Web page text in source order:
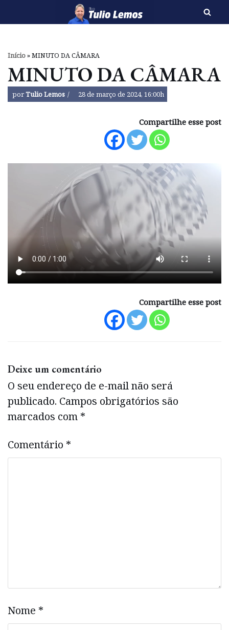
o
Início»MINUTO DA CÂMARA
MINUTO DA CÂMARA
porTulio Lemos 28 de março de 2024, 16:00h
Compartilhe esse post
Compartilhe esse post
Deixe um comentário
O seu endereço de e-mail não será
publicado. Campos obrigatórios são
marcados com *
Comentário *
Nome *